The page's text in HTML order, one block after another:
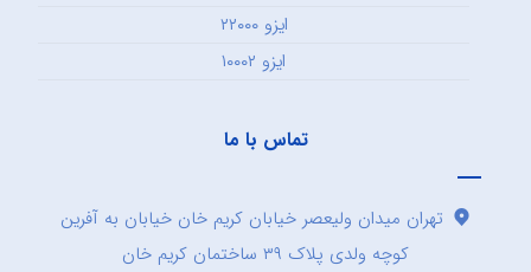
ایزو ۲۲۰۰۰
ایزو ۱۰۰۰۲
تماس با ما
تهران میدان ولیعصر خیابان کریم خان خیابان به آفرین
کوچه ولدی پلاک ۳۹ ساختمان کریم خان